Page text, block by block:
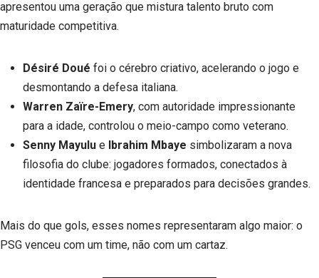
apresentou uma geração que mistura talento bruto com
maturidade competitiva.
Désiré Doué foi o cérebro criativo, acelerando o jogo e
desmontando a defesa italiana.
Warren Zaïre-Emery, com autoridade impressionante
para a idade, controlou o meio-campo como veterano.
Senny Mayulu e Ibrahim Mbaye simbolizaram a nova
filosofia do clube: jogadores formados, conectados à
identidade francesa e preparados para decisões grandes.
Mais do que gols, esses nomes representaram algo maior: o
PSG venceu com um time, não com um cartaz.